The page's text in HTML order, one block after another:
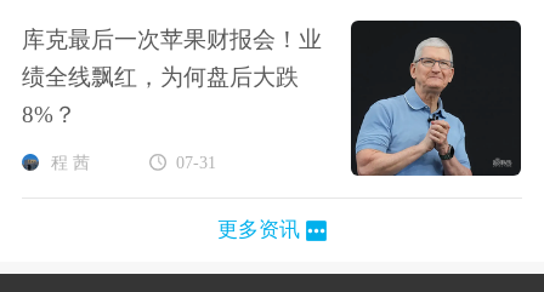
库克最后一次苹果财报会！业
绩全线飘红，为何盘后大跌
8%？
程 茜 07-31
更多资讯